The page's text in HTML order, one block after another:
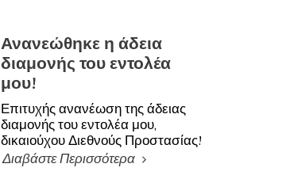
Ανανεώθηκε η άδεια
διαμονής του εντολέα
μου!
Επιτυχής ανανέωση της άδειας
διαμονής του εντολέα μου,
δικαιούχου Διεθνούς Προστασίας!
Διαβάστε Περισσότερα